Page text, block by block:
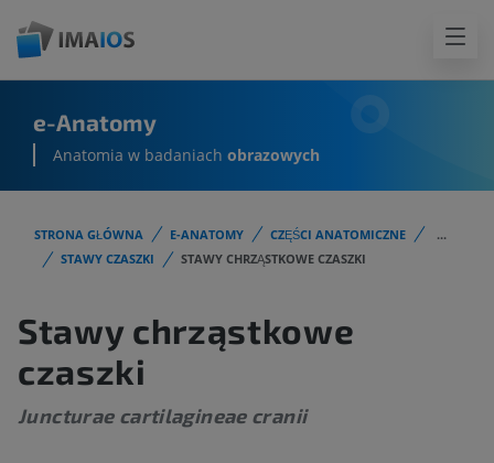
e-Anatomy
Anatomia w badaniach obrazowych
STRONA GŁÓWNA E-ANATOMY CZĘŚCI ANATOMICZNE
...
STAWY CZASZKI
STAWY CHRZĄSTKOWE CZASZKI
Stawy chrząstkowe
czaszki
Juncturae cartilagineae cranii